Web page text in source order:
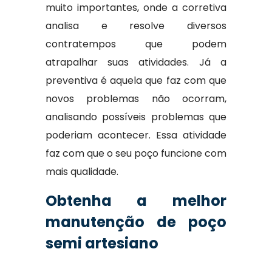
muito importantes, onde a corretiva
analisa e resolve diversos
contratempos que podem
atrapalhar suas atividades. Já a
preventiva é aquela que faz com que
novos problemas não ocorram,
analisando possíveis problemas que
poderiam acontecer. Essa atividade
faz com que o seu poço funcione com
mais qualidade.
Obtenha a melhor
manutenção de poço
semi artesiano